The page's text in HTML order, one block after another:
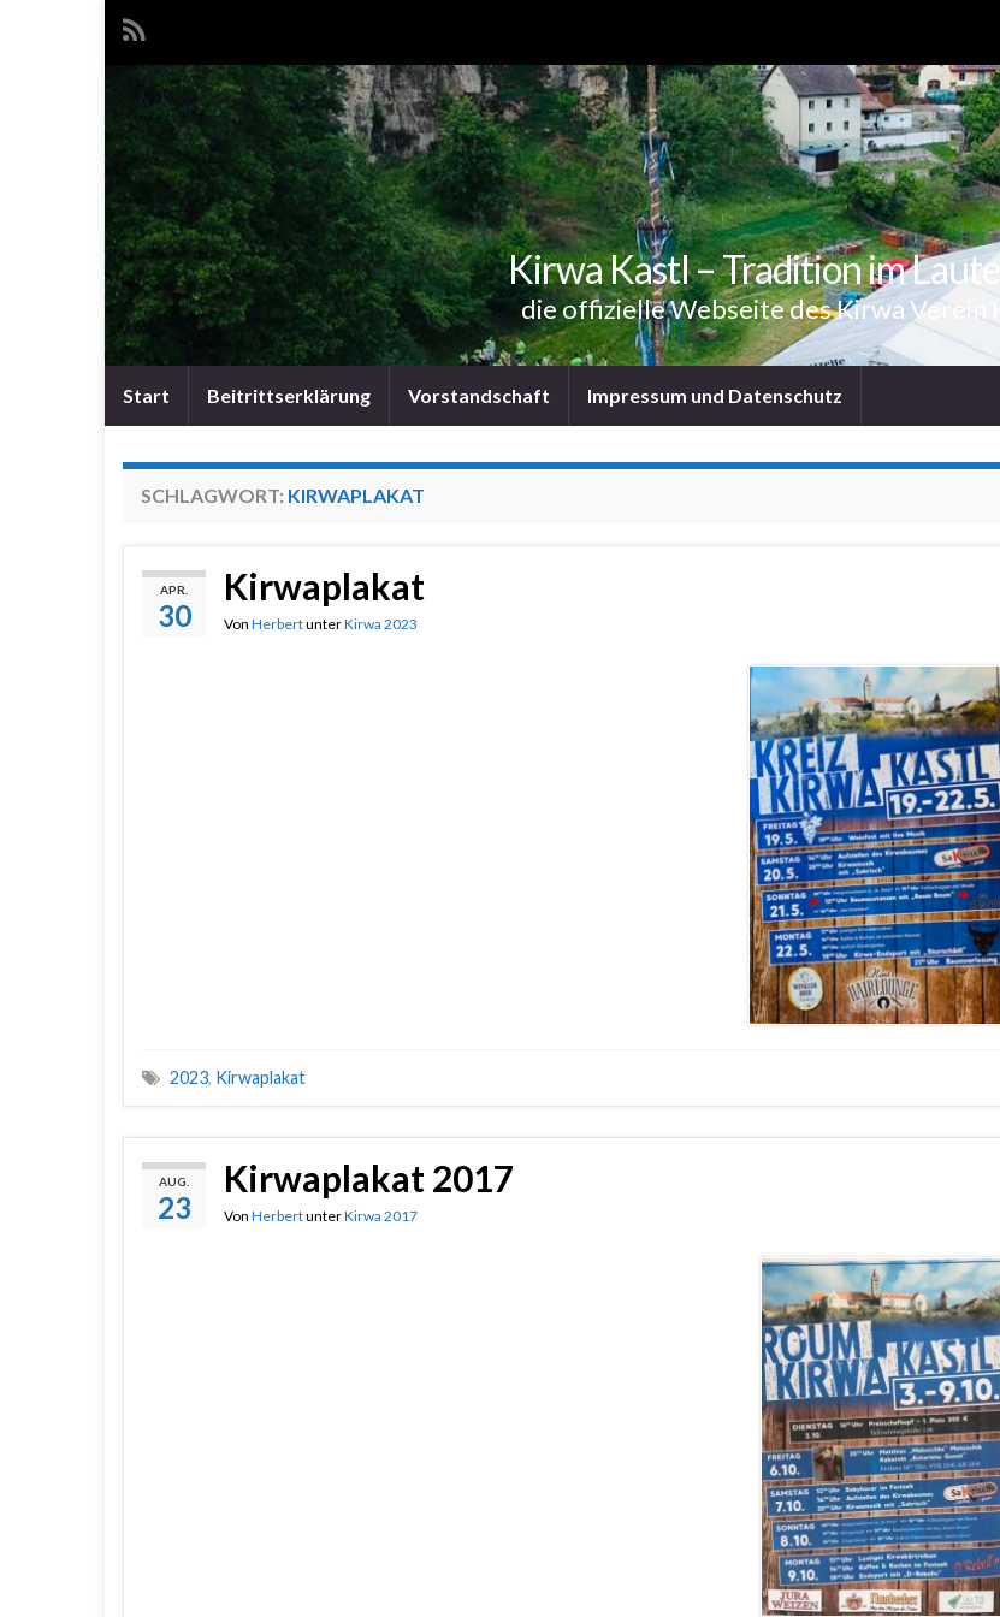
Kirwa Kastl – Tradition im
die offizielle Webseite des Kirwa Verein
Start Beitrittserklärung Vorstandschaft Impressum und Datenschutz
SCHLAGWORT: KIRWAPLAKAT
APR.
30
Kirwaplakat
Von HerbertunterKirwa 2023
2023, Kirwaplakat
AUG.
23
Kirwaplakat 2017
Von HerbertunterKirwa 2017